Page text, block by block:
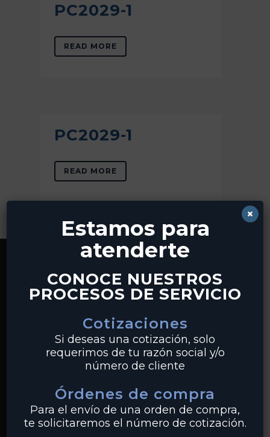
PC2029-1
READ MORE
PC2029-1
READ MORE
SOBRE NOSOTROS
de productos para la conducción y el control de fluidos
como bridas, válvulas, tubería y conexiones de acero al
carbón, acero inoxidable y pvc. Con distribución desde
nuestros centros en Monterrey y Guadalajara,
Estamos para
atenderte
CONOCE NUESTROS
PROCESOS DE SERVICIO
Cotizaciones
Si deseas una cotización, solo
requerimos de tu razón social y/o
número de cliente
Órdenes de compra
Para el envío de una orden de compra,
te solicitaremos el número de cotización.
×